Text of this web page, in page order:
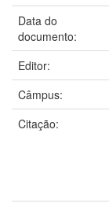
Data do
documento:
Editor:
Câmpus:
Citação: